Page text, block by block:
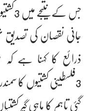
جس
جانی نقصان کی
ذرائع کا کہنا ہے
3فلسطینی کشتیوں کا
گئی تاہم کا ماہی گیر